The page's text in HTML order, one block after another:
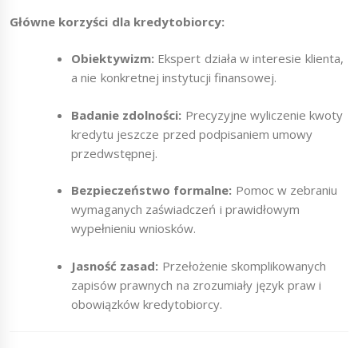
Główne korzyści dla kredytobiorcy:
Obiektywizm: Ekspert działa w interesie klienta,
a nie konkretnej instytucji finansowej.
Badanie zdolności: Precyzyjne wyliczenie kwoty
kredytu jeszcze przed podpisaniem umowy
przedwstępnej.
Bezpieczeństwo formalne: Pomoc w zebraniu
wymaganych zaświadczeń i prawidłowym
wypełnieniu wniosków.
Jasność zasad: Przełożenie skomplikowanych
zapisów prawnych na zrozumiały język praw i
obowiązków kredytobiorcy.